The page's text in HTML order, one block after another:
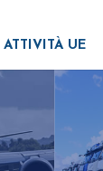
ATTIVITÀ UE